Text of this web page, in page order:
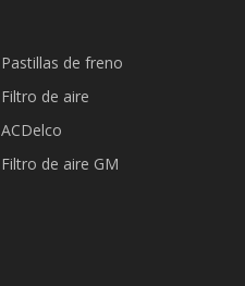
Pastillas de freno
​Filtro de aire
ACDelco
Filtro de aire GM